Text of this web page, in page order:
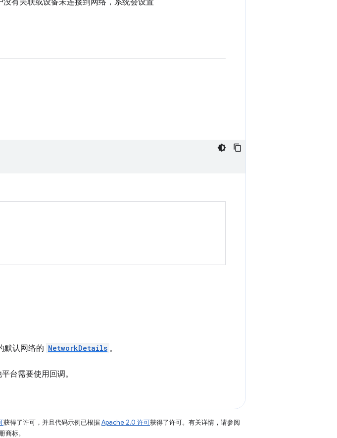
有关联或设备未连接到网络，系统会设置
默认网络的 NetworkDetails 。
台需要使用回调。
获得了许可，并且代码示例已根据Apache 2.0 许可获得了许可。有关详情，请参阅
标。